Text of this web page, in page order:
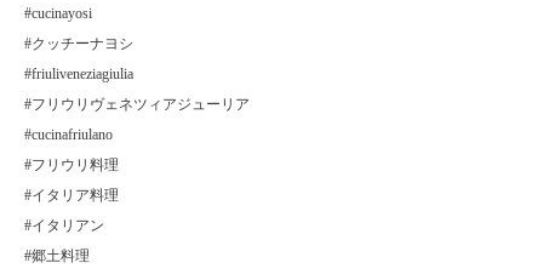
#cucinayosi
#クッチーナヨシ
#friuliveneziagiulia
#フリウリヴェネツィアジューリア
#cucinafriulano
#フリウリ料理
#イタリア料理
#イタリアン
#郷土料理